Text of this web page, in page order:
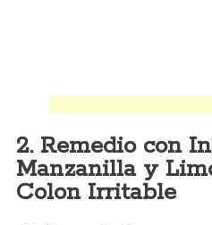
2. Remedio con
Manzanilla y
Colon Irritable